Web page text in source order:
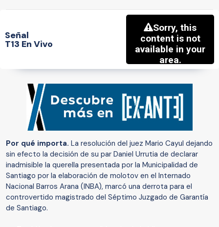
Señal
T13 En Vivo
Por qué importa. La resolución del juez Mario Cayul dejando
sin efecto la decisión de su par Daniel Urrutia de declarar
inadmisible la querella presentada por la Municipalidad de
Santiago por la elaboración de molotov en el Internado
Nacional Barros Arana (INBA), marcó una derrota para el
controvertido magistrado del Séptimo Juzgado de Garantía
de Santiago.